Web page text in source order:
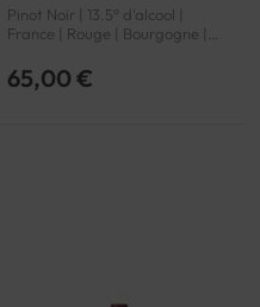
Pinot Noir | 13.5° d'alcool |
France | Rouge | Bourgogne |
65,00 €